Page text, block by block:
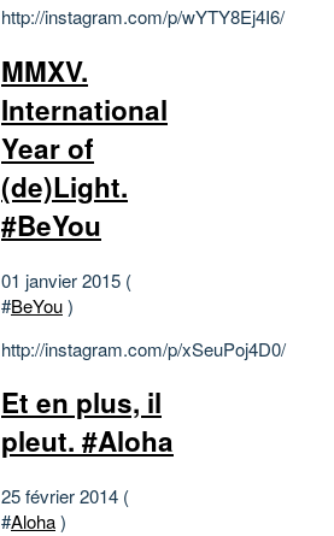
http://instagram.com/p/wYTY8Ej4I6/
MMXV.
International
Year of
(de)Light.
#BeYou
01 janvier 2015 (
#BeYou)
http://instagram.com/p/xSeuPoj4D0/
Et en plus, il
pleut. #Aloha
25 février 2014 (
#Aloha)